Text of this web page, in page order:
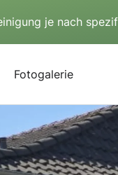
je nach
Fotogalerie